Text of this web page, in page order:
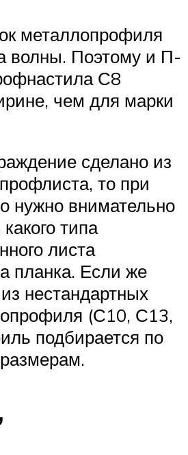
металлопрофиля
волны. Поэтому и П-
С8
чем для марки
сделано из
то при
нужно внимательно
типа
листа
планка. Если же
нестандартных
(С10, С13,
подбирается по